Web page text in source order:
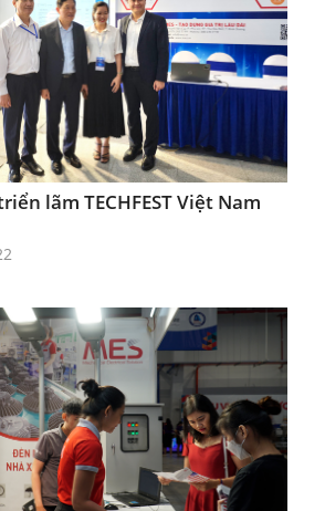
lãm TECHFEST Việt Nam